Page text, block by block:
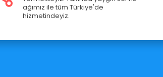
ağımız ile tüm Türkiye'de
hizmetindeyiz.